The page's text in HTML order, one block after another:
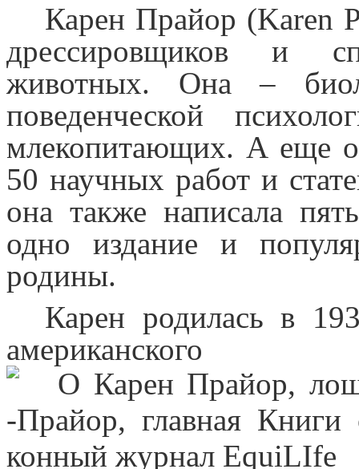
Карен Прайор (Karen
дрессировщиков и
животных. Она –
поведенческой
млекопитающих. А еще
50 научных работ и
она также написала
одно издание и
родины.
Карен родилась в
американского